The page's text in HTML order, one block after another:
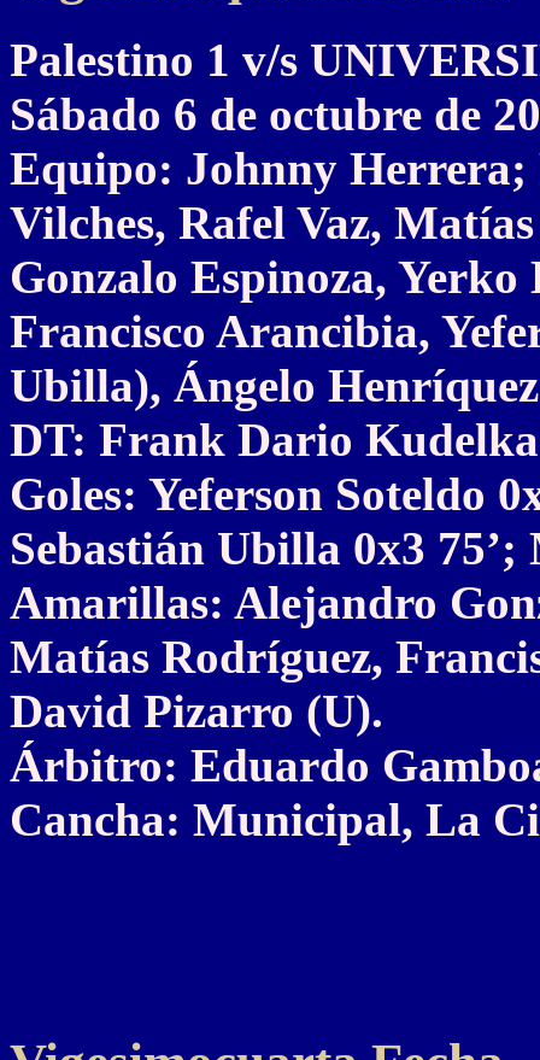
Palestino 1 v/s
Sábado 6 de octubre de
Equipo: Johnny
Vilches, Rafel Vaz,
Gonzalo Espinoza,
Francisco Arancibia,
Ubilla), Ángelo Henríquez
DT: Frank Dario
Goles: Yeferson Soteldo
Sebastián Ubilla 0x3 75’;
Amarillas: Alejandro
Matías Rodríguez,
David Pizarro (U).
Árbitro: Eduardo
Cancha: Municipal, La